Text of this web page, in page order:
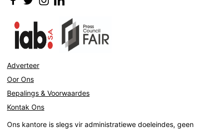
Adverteer
Oor Ons
Bepalings & Voorwaardes
Kontak Ons
Ons kantore is slegs vir administratiewe doeleindes, geen